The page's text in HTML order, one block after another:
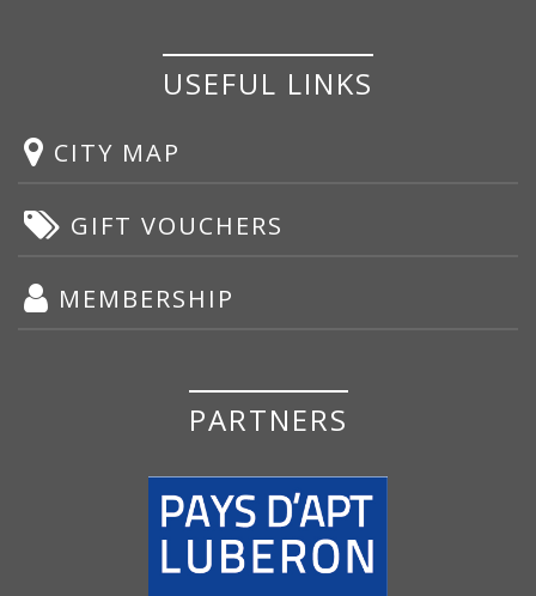
USEFUL LINKS
CITY MAP
GIFT VOUCHERS
MEMBERSHIP
PARTNERS